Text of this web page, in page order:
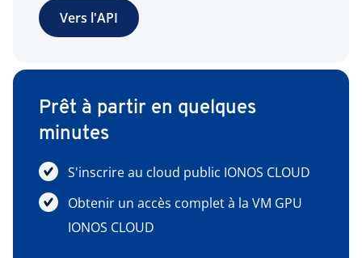
Vers l'API
Prêt à partir en quelques
minutes
S'inscrire au cloud public IONOS CLOUD
Obtenir un accès complet à la VM GPU
IONOS CLOUD